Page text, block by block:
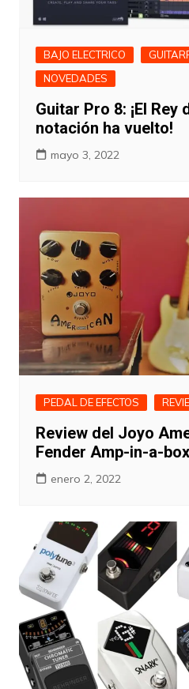
BAJO ELECTRICO
NOVEDADES
Guitar Pro 8: ¡El
notación ha vuelto!
mayo 3, 2022
PEDAL DE EFECTOS
Review del Joyo
Fender Amp-in-a-box
enero 2, 2022